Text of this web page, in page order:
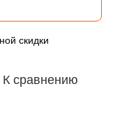
скидки
К сравнению